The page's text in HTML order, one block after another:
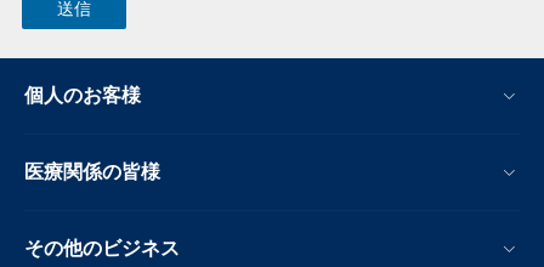
個人のお客様
医療関係の皆様
その他のビジネス